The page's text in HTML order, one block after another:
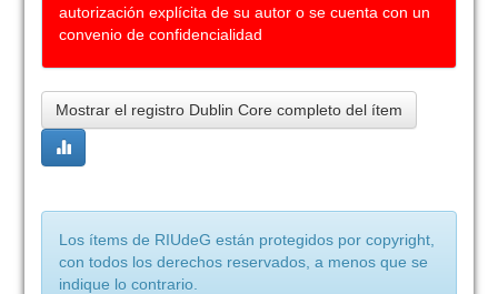
autorización explícita de su autor o se cuenta con un
convenio de confidencialidad
Mostrar el registro Dublin Core completo del ítem
Los ítems de RIUdeG están protegidos por copyright,
con todos los derechos reservados, a menos que se
indique lo contrario.